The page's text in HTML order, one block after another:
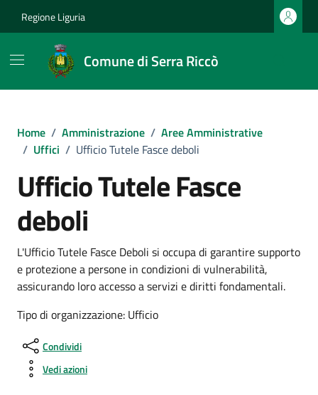
Regione Liguria
Comune di Serra Riccò
Home / Amministrazione / Aree Amministrative
/ Uffici / Ufficio Tutele Fasce deboli
Ufficio Tutele Fasce
deboli
L'Ufficio Tutele Fasce Deboli si occupa di garantire supporto
e protezione a persone in condizioni di vulnerabilità,
assicurando loro accesso a servizi e diritti fondamentali.
Tipo di organizzazione: Ufficio
Condividi
Vedi azioni